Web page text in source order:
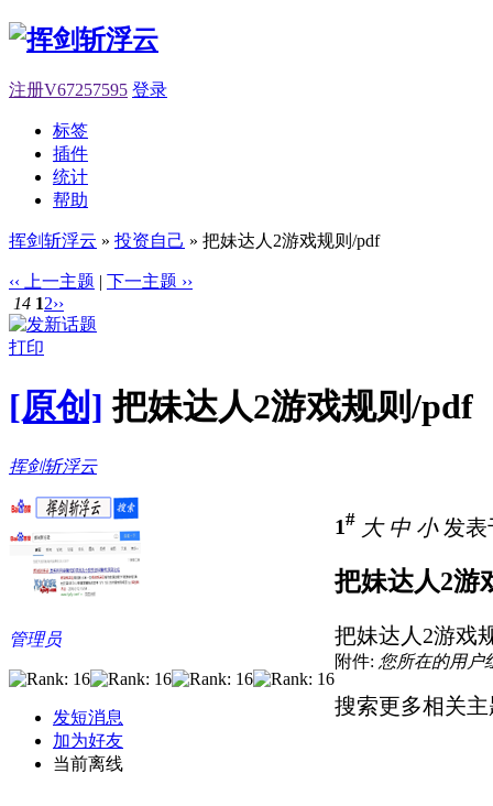
注册V67257595 登录
标签
插件
统计
帮助
挥剑斩浮云 » 投资自己 » 把妹达人2游戏规则/pdf
‹‹ 上一主题 | 下一主题 ››
14 12››
打印
[原创] 把妹达人2游戏规则/pdf
挥剑斩浮云
管理员
发短消息
加为好友
当前离线
1# 大 中 小发表
把妹达人2游
把妹达人2游戏
附件: 您所在的用户
搜索更多相关